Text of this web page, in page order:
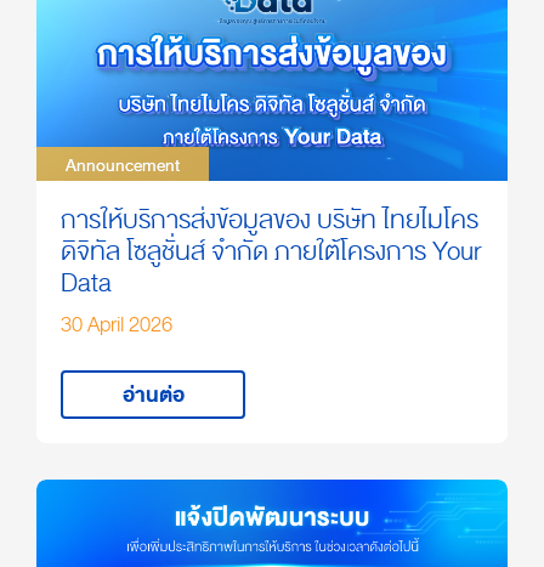
Announcement
Announcement
การให้บริการส่งข้อมูลของ บริษัท ไทยไมโคร
ดิจิทัล โซลูชั่นส์ จำกัด ภายใต้โครงการ Your
Data
30 April 2026
อ่านต่อ